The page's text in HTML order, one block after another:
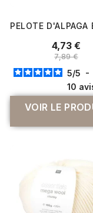
PELOTE
4,73 €
7,89 €
5/5 -
10
VOIR LE